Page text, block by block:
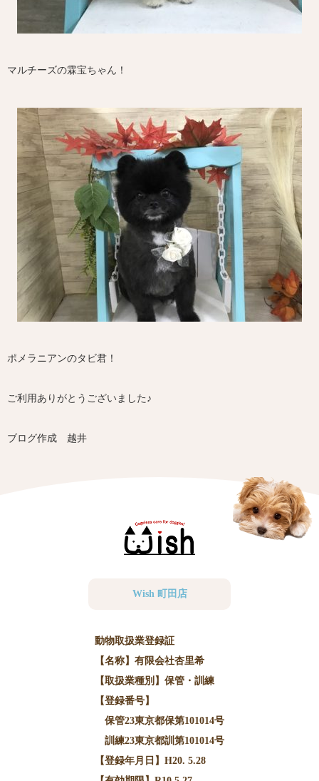
マルチーズの霖宝ちゃん！
ポメラニアンのタビ君！
ご利用ありがとうございました♪
ブログ作成 越井
Wish 町田店
動物取扱業登録証
【名称】有限会社杏里希
【取扱業種別】保管・訓練
【登録番号】
保管23東京都保第101014号
訓練23東京都訓第101014号
【登録年月日】H20. 5.28